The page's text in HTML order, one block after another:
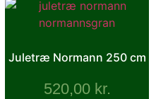
Juletræ Normann 250 cm
520,00 kr.